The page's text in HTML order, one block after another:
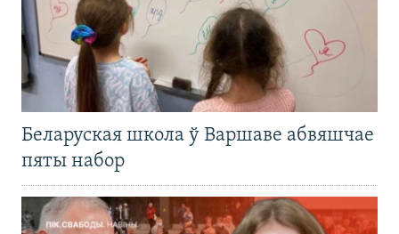
Беларуская школа ў Варшаве абвяшчае
пяты набор